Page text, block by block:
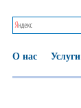
О нас Услуги